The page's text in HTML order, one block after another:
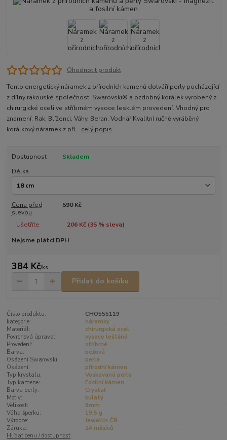
Ohodnotit produkt
Tento energetický náramek z přírodních kamenů dotváří perly pocházející
z dílny rakouské společnosti Swarovski® a ozdobný korálek vyrobený z
chirurgické oceli ve stříbrném vysoce lesklém provedení. Vhodný pro
znamení: Rak, Blíženci, Váhy, Beran, Vodnář Kvalitní ručně vyráběný
korálkový náramek z pří... celý popis
Dostupnost
Skladem
Délka
Cena před
slevou
590 Kč
Ušetříte 206 Kč (35% sleva)
Nejsme plátci DPH
384 Kč/ks
Přidat do košíku
Číslo produktu:
CHO555119
kategorie:
náramky
Materiál:
chirurgická ocel
Povrchová úprava:
vysoce leštěná
Provedení:
stříbrné
Barva:
béžová
Osázení Swarovski:
perla
Osázení:
přírodní kámen
Typ krystalu:
Voskovaná perla
Typ kamene:
Fosilní kámen
Barva perly:
Crystal
Motiv:
kulatý
Velikost:
8mm
Váha šperku:
19,5 g
Výrobce:
Jewellis ČR
Záruka:
24 měsíců
Hlídat cenu / dostupnost